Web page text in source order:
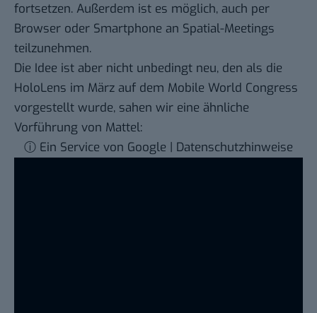
fortsetzen. Außerdem ist es möglich, auch per
Browser oder Smartphone an Spatial-Meetings
teilzunehmen.
Die Idee ist aber nicht unbedingt neu, den als die
HoloLens im März auf dem Mobile World Congress
vorgestellt wurde, sahen wir eine ähnliche
Vorführung von Mattel:
ⓘ Ein Service von Google | Datenschutzhinweise